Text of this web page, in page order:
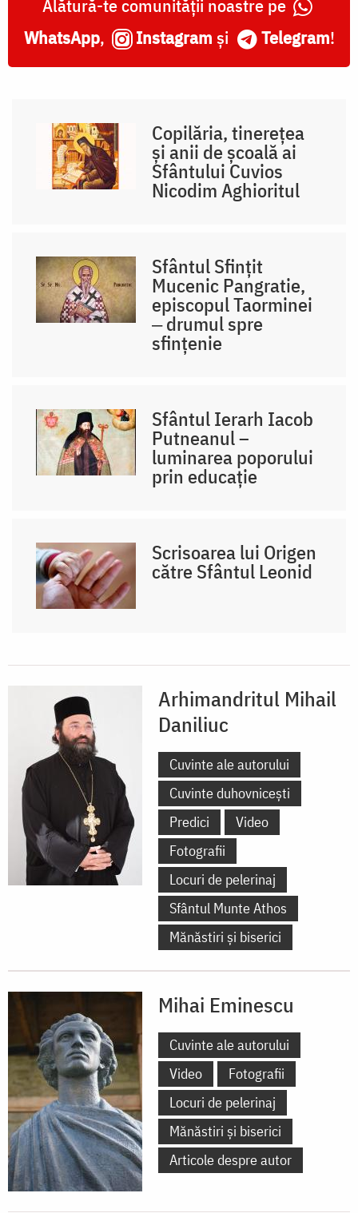
Alătură-te comunității noastre pe
WhatsApp, Instagram și Telegram!
Copilăria, tinerețea
și anii de școală ai
Sfântului Cuvios
Nicodim Aghioritul
Sfântul Sfințit
Mucenic Pangratie,
episcopul Taorminei
‒ drumul spre
sfințenie
Sfântul Ierarh Iacob
Putneanul –
luminarea poporului
prin educație
Scrisoarea lui Origen
către Sfântul Leonid
Arhimandritul Mihail
Daniliuc
Cuvinte ale autorului
Cuvinte duhovnicești
Predici
Video
Fotografii
Locuri de pelerinaj
Sfântul Munte Athos
Mănăstiri și biserici
Mihai Eminescu
Cuvinte ale autorului
Video
Fotografii
Locuri de pelerinaj
Mănăstiri și biserici
Articole despre autor